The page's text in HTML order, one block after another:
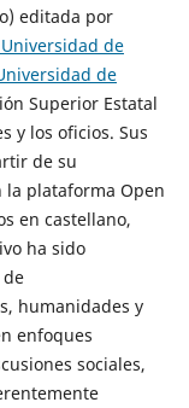
editada por
de
de
Superior Estatal
y los oficios. Sus
de su
la plataforma Open
en castellano,
ha sido
humanidades y
enfoques
sociales,